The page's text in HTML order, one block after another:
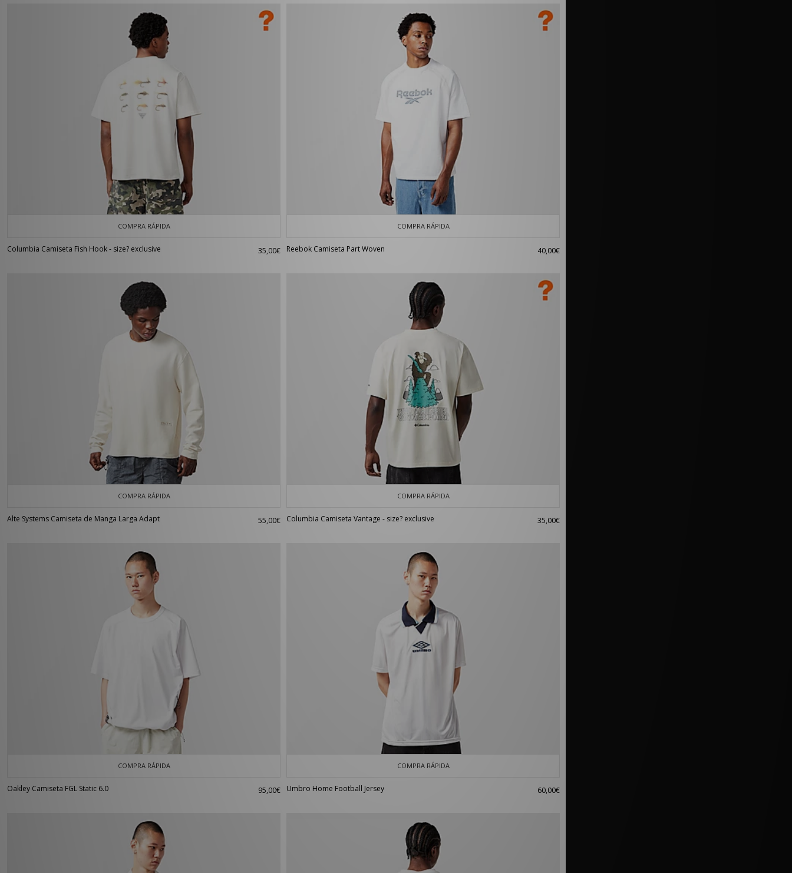
COMPRA RÁPIDA
Columbia Camiseta Fish Hook - size? exclusive 35,00€
COMPRA RÁPIDA
Reebok Camiseta Part Woven 40,00€
COMPRA RÁPIDA
Alte Systems Camiseta de Manga Larga Adapt 55,00€
COMPRA RÁPIDA
Columbia Camiseta Vantage - size? exclusive 35,00€
COMPRA RÁPIDA
Oakley Camiseta FGL Static 6.0 95,00€
COMPRA RÁPIDA
Umbro Home Football Jersey 60,00€